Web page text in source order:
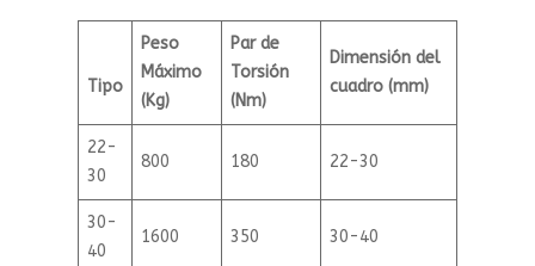
Tipo
Peso
Máximo
(Kg)
Par de
Torsión
(Nm)
Dimensión del
cuadro (mm)
22-
30
800 180 22-30
30-
40
1600 350 30-40